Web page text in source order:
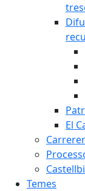
El
Carrerer
Temes